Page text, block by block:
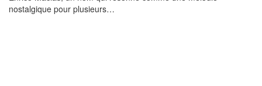
nostalgique pour plusieurs…